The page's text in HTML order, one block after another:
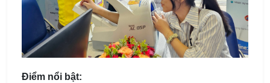
Điểm nổi bật: